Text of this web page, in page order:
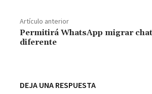
o
k
p
p
Artículo anterior
Permitirá WhatsApp migrar
diferente
DEJA UNA RESPUESTA